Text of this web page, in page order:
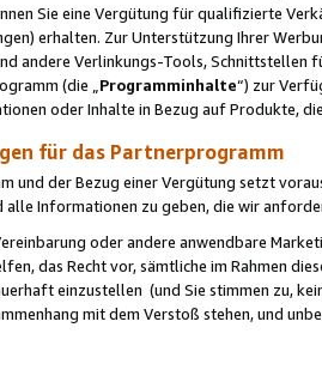
Sie eine Vergütung für qualifizierte
erhalten. Zur Unterstützung Ihrer
andere Verlinkungs-Tools,
(die „ Programminhalte“) zur
oder Inhalte in Bezug auf Produkte,
für das Partnerprogramm
und der Bezug einer Vergütung setzt
Informationen zu geben, die wir
oder andere anwendbare
das Recht vor, sämtliche im Rahmen
einzustellen (und Sie stimmen zu,
mit dem Verstoß stehen, und